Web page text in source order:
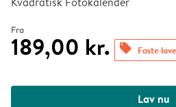
Fra
189,00 kr. offers Faste
Lav nu